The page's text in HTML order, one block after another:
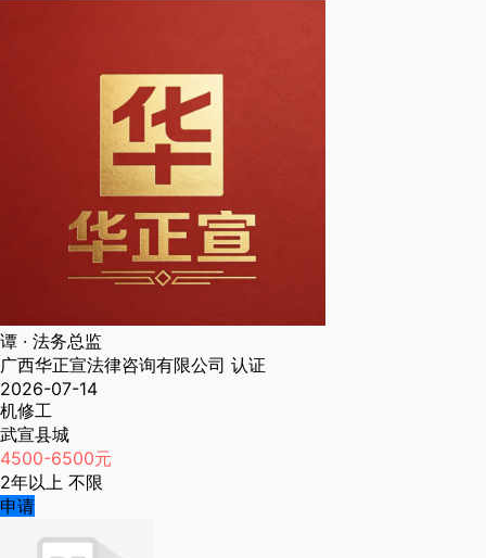
谭 · 法务总监
广西华正宣法律咨询有限公司 认证
2026-07-14
机修工
武宣县城
4500-6500元
2年以上 不限
申请